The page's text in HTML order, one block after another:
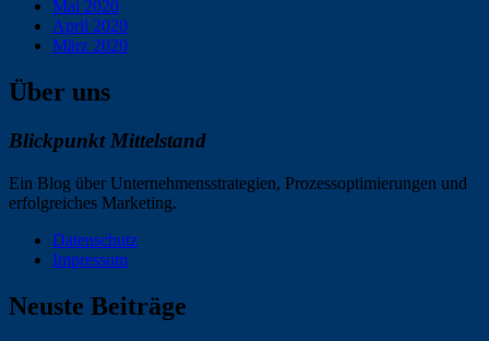
Mai 2020
April 2020
März 2020
Über uns
Blickpunkt Mittelstand
Ein Blog über Unternehmensstrategien, Prozessoptimierungen und
erfolgreiches Marketing.
Datenschutz
Impressum
Neuste Beiträge